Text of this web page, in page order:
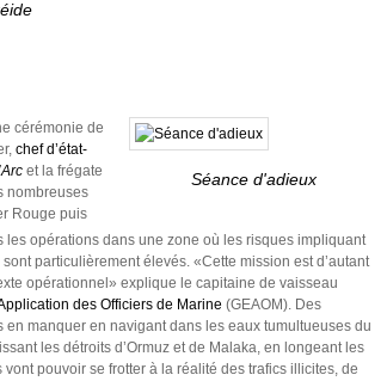
Séance d'adieux
cérémonie de
chef d’état-
et la frégate
nombreuses
Rouge puis
les opérations dans une zone où les risques impliquant
particulièrement élevés. «Cette mission est d’autant
opérationnel» explique le capitaine de vaisseau
des Officiers de Marine (GEAOM). Des
manquer en navigant dans les eaux tumultueuses du
les détroits d’Ormuz et de Malaka, en longeant les
pouvoir se frotter à la réalité des trafics illicites, de